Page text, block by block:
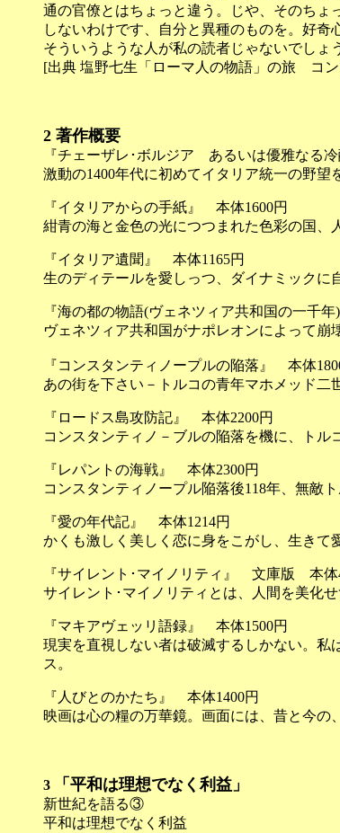
通の官僚とはちょっと違う。じや、そのちょ
しないわけです、自分と異種のものを。好奇
そういうような人が私の読者じゃないでしょ
[出典 塩野七生「ローマ人の物語」の旅 コ
2 著作概要
『チェーザレ･ボルジア あるいは優雅なる
激動の1400年代に初めてイタリア統一の野
『イタリアからの手紙』 本体1600円
紺青の海と金色の光につつまれた色彩の国
『イタリア遺聞』 本体1165円
生のディテールを愛しっつ、ダイナミックに
『海の都の物語(ヴェネツィア共和国の一千
ヴェネツィア共和国がナポレオンによって崩
『コンスタンティノープルの陥落』 本体
あの街を下さい－トルコの青年マホメッド二
『ロードス島攻防記』 本体2200円
コンスタンティノ－ブルの陥落を機に、トル
『レパントの海戦』 本体2300円
コンスタンティノープル陥落後118年、無敵
『愛の年代記』 本体1214円
かくも激しく美しく恋に身をこがし、生きて
『サイレント･マイノリティ』 文庫版 本体
サイレント･マイノリティとは、人間を美化
『マキアヴェッリ語録』 本体1500円
現実を直視しない者は破滅するしかない。
ス。
『人びとのかたち』 本体1400円
映画は心の糧の万華鏡。画面には、昔と今の
3 「平和は理想でなく利益」
新世紀を語る③
平和は理想でなく利益